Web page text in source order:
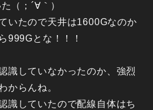
（；´∀｀）
いたので天井は1600Gなのか
999Gとな！！！
識していなかったのか、強烈
からんね。
識していたので配線自体はち